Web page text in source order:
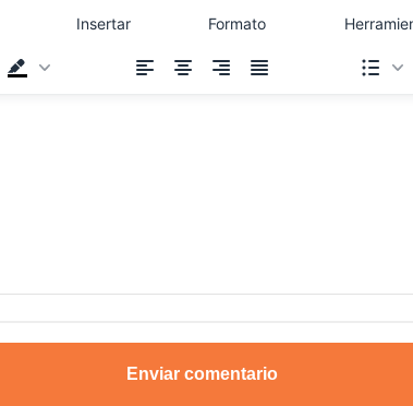
Insertar Formato
Enviar comentario